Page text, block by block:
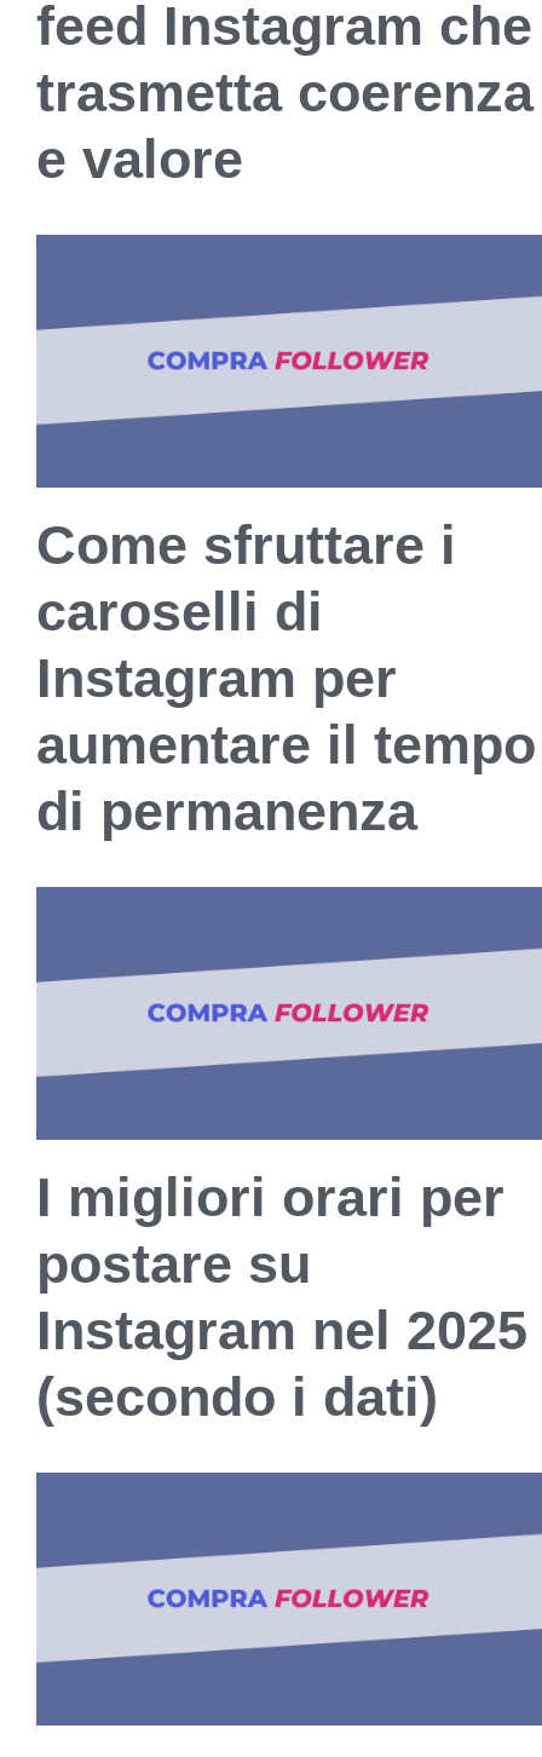
feed Instagram che
trasmetta coerenza
e valore
Come sfruttare i
caroselli di
Instagram per
aumentare il tempo
di permanenza
I migliori orari per
postare su
Instagram nel 2025
(secondo i dati)